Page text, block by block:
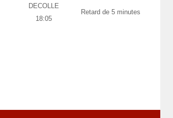
DECOLLE
18:05
Retard de 5 minutes